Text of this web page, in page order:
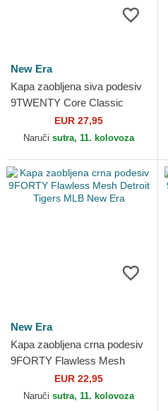
New Era
Kapa zaobljena siva podesiv
9TWENTY Core Classic
Detroit Tigers MLB New Era
EUR 27,95
Naruči sutra, 11. kolovoza
New Era
Kapa zaobljena crna podesiv
9FORTY Flawless Mesh
Detroit Tigers MLB New Era
EUR 22,95
Naruči sutra, 11. kolovoza